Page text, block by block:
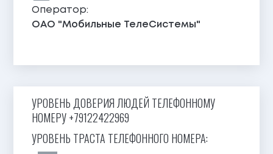
Оператор:
ОАО "Мобильные ТелеСистемы"
УРОВЕНЬ ДОВЕРИЯ ЛЮДЕЙ ТЕЛЕФОННОМУ
НОМЕРУ +79122422969
УРОВЕНЬ ТРАСТА ТЕЛЕФОННОГО НОМЕРА: